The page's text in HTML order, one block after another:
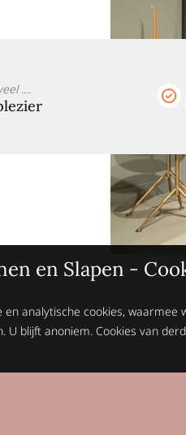
....
en Slapen -
analytische cookies, waarmee
U blijft anoniem. Cookies van